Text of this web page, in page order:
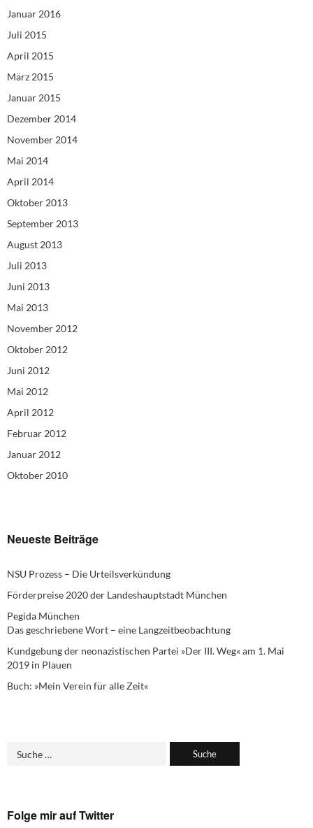
Januar 2016
Juli 2015
April 2015
März 2015
Januar 2015
Dezember 2014
November 2014
Mai 2014
April 2014
Oktober 2013
September 2013
August 2013
Juli 2013
Juni 2013
Mai 2013
November 2012
Oktober 2012
Juni 2012
Mai 2012
April 2012
Februar 2012
Januar 2012
Oktober 2010
Neueste Beiträge
NSU Prozess – Die Urteilsverkündung
Förderpreise 2020 der Landeshauptstadt München
Pegida München
Das geschriebene Wort – eine Langzeitbeobachtung
Kundgebung der neonazistischen Partei »Der III. Weg« am 1. Mai
2019 in Plauen
Buch: »Mein Verein für alle Zeit«
Folge mir auf Twitter